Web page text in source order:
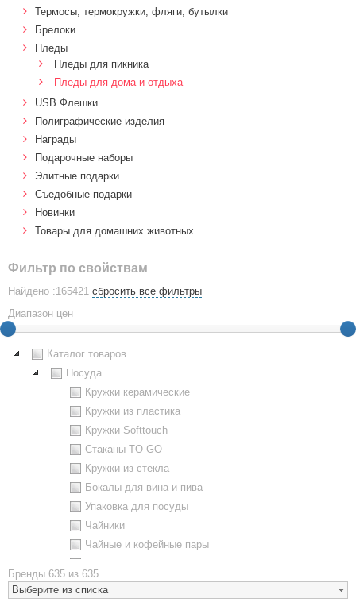
Термосы, термокружки, фляги, бутылки
Брелоки
Пледы
Пледы для пикника
Пледы для дома и отдыха
USB Флешки
Полиграфические изделия
Награды
Подарочные наборы
Элитные подарки
Cъедобные подарки
Новинки
Товары для домашних животных
Фильтр по свойствам
Найдено :165421 сбросить все фильтры
Диапазон цен
Каталог товаров
Посуда
Кружки керамические
Кружки из пластика
Кружки Softtouch
Стаканы TO GO
Кружки из стекла
Бокалы для вина и пива
Упаковка для посуды
Чайники
Чайные и кофейные пары
Наборы посуды
Предметы сервировки
Бренды 635 из 635
Выберите из списка